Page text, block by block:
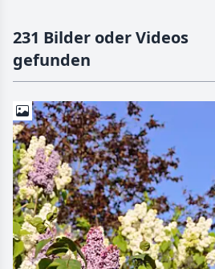
231 Bilder oder Videos
gefunden